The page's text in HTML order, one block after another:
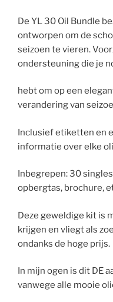
De YL 30 Oil Bundle
ontworpen om de
seizoen te vieren.
ondersteuning die je
hebt om op een
verandering van
Inclusief etiketten en
informatie over elke
Inbegrepen: 30
opbergtas, brochure,
Deze geweldige kit is
krijgen en vliegt als
ondanks de hoge prijs.
In mijn ogen is dit DE
vanwege alle mooie